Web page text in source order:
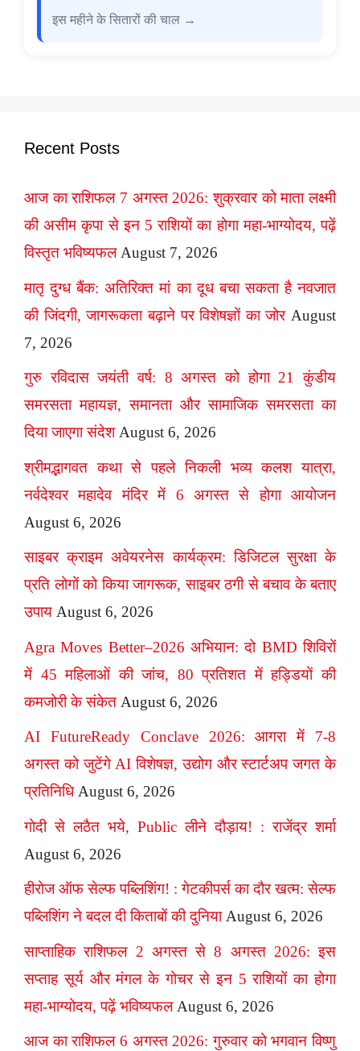
इस महीने के सितारों की चाल →
Recent Posts
आज का राशिफल 7 अगस्त 2026: शुक्रवार को माता लक्ष्मी
की असीम कृपा से इन 5 राशियों का होगा महा-भाग्योदय, पढ़ें
विस्तृत भविष्यफल August 7, 2026
मातृ दुग्ध बैंक: अतिरिक्त मां का दूध बचा सकता है नवजात
की जिंदगी, जागरूकता बढ़ाने पर विशेषज्ञों का जोर August
7, 2026
गुरु रविदास जयंती वर्ष: 8 अगस्त को होगा 21 कुंडीय
समरसता महायज्ञ, समानता और सामाजिक समरसता का
दिया जाएगा संदेश August 6, 2026
श्रीमद्भागवत कथा से पहले निकली भव्य कलश यात्रा,
नर्वदेश्वर महादेव मंदिर में 6 अगस्त से होगा आयोजन
August 6, 2026
साइबर क्राइम अवेयरनेस कार्यक्रम: डिजिटल सुरक्षा के
प्रति लोगों को किया जागरूक, साइबर ठगी से बचाव के बताए
उपाय August 6, 2026
Agra Moves Better–2026 अभियान: दो BMD शिविरों
में 45 महिलाओं की जांच, 80 प्रतिशत में हड्डियों की
कमजोरी के संकेत August 6, 2026
AI FutureReady Conclave 2026: आगरा में 7-8
अगस्त को जुटेंगे AI विशेषज्ञ, उद्योग और स्टार्टअप जगत के
प्रतिनिधि August 6, 2026
गोदी से लठैत भये, Public लीने दौड़ाय! : राजेंद्र शर्मा
August 6, 2026
हीरोज ऑफ सेल्फ पब्लिशिंग! : गेटकीपर्स का दौर खत्म: सेल्फ
पब्लिशिंग ने बदल दी किताबों की दुनिया August 6, 2026
साप्ताहिक राशिफल 2 अगस्त से 8 अगस्त 2026: इस
सप्ताह सूर्य और मंगल के गोचर से इन 5 राशियों का होगा
महा-भाग्योदय, पढ़ें भविष्यफल August 6, 2026
आज का राशिफल 6 अगस्त 2026: गुरुवार को भगवान विष्णु